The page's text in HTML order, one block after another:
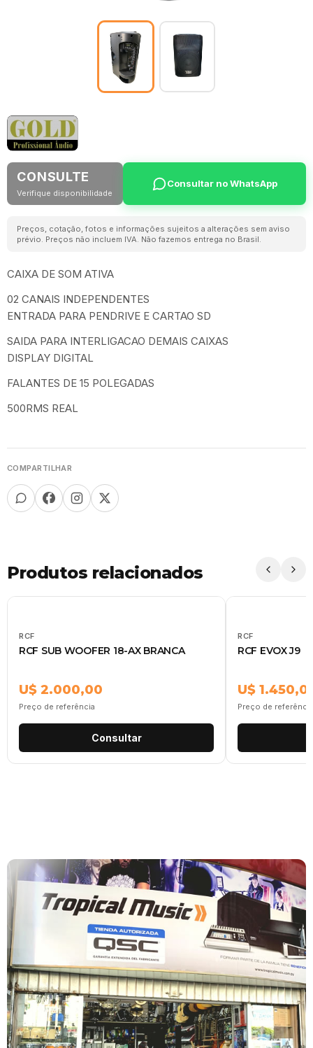
CONSULTE
Verifique disponibilidade
Consultar no WhatsApp
Preços, cotação, fotos e informações sujeitos a alterações sem aviso
prévio. Preços não incluem IVA. Não fazemos entrega no Brasil.
CAIXA DE SOM ATIVA
02 CANAIS INDEPENDENTES
ENTRADA PARA PENDRIVE E CARTAO SD
SAIDA PARA INTERLIGACAO DEMAIS CAIXAS
DISPLAY DIGITAL
FALANTES DE 15 POLEGADAS
500RMS REAL
COMPARTILHAR
Produtos relacionados
RCF
RCF SUB WOOFER 18-AX BRANCA
U$ 2.000,00
Preço de referência
Consultar
RCF
RCF EVOX J9
U$
Preço de referência